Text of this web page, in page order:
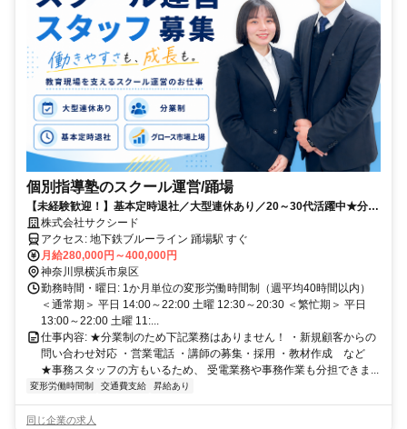
個別指導塾のスクール運営/踊場
【未経験歓迎！】基本定時退社／大型連休あり／20～30代活躍中★分業
制＆事務スタッフのサポートで、子どもたち一人ひとりへの対応やスク
ール運営にしっかり集中できる！
株式会社サクシード
アクセス: 地下鉄ブルーライン 踊場駅 すぐ
月給280,000円～400,000円
神奈川県横浜市泉区
勤務時間・曜日: 1か月単位の変形労働時間制（週平均40時間以内） ㅤ
＜通常期＞ 平日 14:00～22:00 土曜 12:30～20:30 ＜繁忙期＞ 平日
13:00～22:00 土曜 11:...
仕事内容: ★分業制のため下記業務はありません！ ・新規顧客からの
問い合わせ対応 ・営業電話 ・講師の募集・採用 ・教材作成 など ㅤ
★事務スタッフの方もいるため、 受電業務や事務作業も分担できま...
変形労働時間制 交通費支給 昇給あり
同じ企業の求人